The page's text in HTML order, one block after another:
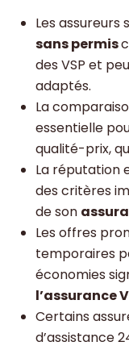
Les assureurs
sans permis
des VSP et
adaptés.
La
essentielle
qualité-prix,
La réputation
des critères
de son
Les offres
temporaires
économies
l’assurance
Certains
d’assistance